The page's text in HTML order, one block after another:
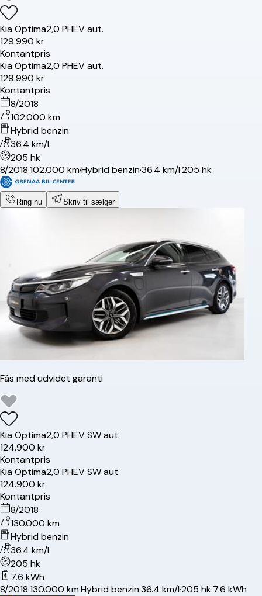
KiaOptima2,0 PHEV aut.
129.990 kr
Kontantpris
KiaOptima2,0 PHEV aut.
129.990 kr
Kontantpris
8/2018
102.000 km
Hybrid benzin
36.4 km/l
205 hk
8/2018·102.000 km·Hybrid benzin·36.4 km/l·205 hk
Ring nu Skriv til sælger
Fås med udvidet garanti
KiaOptima2,0 PHEV SW aut.
124.900 kr
Kontantpris
KiaOptima2,0 PHEV SW aut.
124.900 kr
Kontantpris
8/2018
130.000 km
Hybrid benzin
36.4 km/l
205 hk
7.6 kWh
8/2018·130.000 km·Hybrid benzin·36.4 km/l·205 hk·7.6 kWh